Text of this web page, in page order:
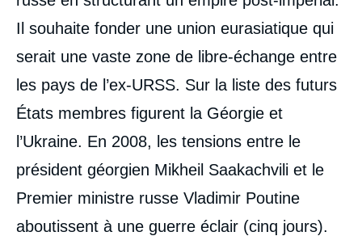
Il souhaite fonder une union eurasiatique qui
serait une vaste zone de libre-échange entre
les pays de l’ex-URSS. Sur la liste des futurs
États membres figurent la Géorgie et
l’Ukraine. En 2008, les tensions entre le
président géorgien Mikheil Saakachvili et le
Premier ministre russe Vladimir Poutine
aboutissent à une guerre éclair (cinq jours).